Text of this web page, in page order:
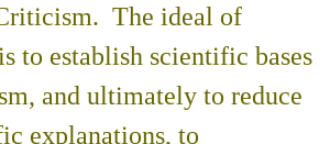
The ideal of
to establish scientific bases
and ultimately to reduce
explanations, to